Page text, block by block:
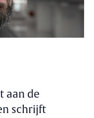
aan de
schrijft